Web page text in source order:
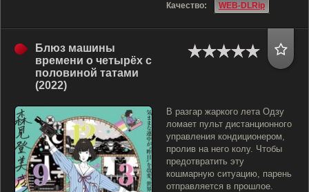
Качество:
WEB-DLRip
Блюз машины
времени о четырёх с
половиной татами
(2022)
В разгар жаркого лета Одзу
ломает пульт дистанционного
управления кондиционером,
пролив на него колу. Чтобы
предотвратить эту
кошмарную ситуацию, парень
отправляется в прошлое.